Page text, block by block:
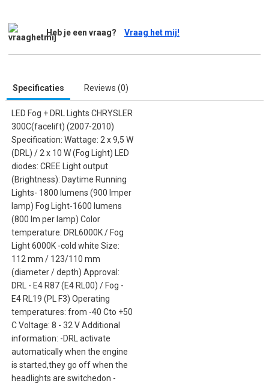
Heb je een vraag? Vraag het mij!
Specificaties Reviews (0)
LED Fog + DRL Lights CHRYSLER
300C(facelift) (2007-2010)
Specification: Wattage: 2 x 9,5 W
(DRL) / 2 x 10 W (Fog Light) LED
diodes: CREE Light output
(Brightness): Daytime Running
Lights- 1800 lumens (900 lmper
lamp) Fog Light-1600 lumens
(800 lm per lamp) Color
temperature: DRL6000K / Fog
Light 6000K -cold white Size:
112 mm / 123/110 mm
(diameter / depth) Approval:
DRL - E4 R87 (E4 RL00) / Fog -
E4 RL19 (PL F3) Operating
temperatures: from -40 Cto +50
C Voltage: 8 - 32 V Additional
information: -DRL activate
automatically when the engine
is started,they go off when the
headlights are switchedon -